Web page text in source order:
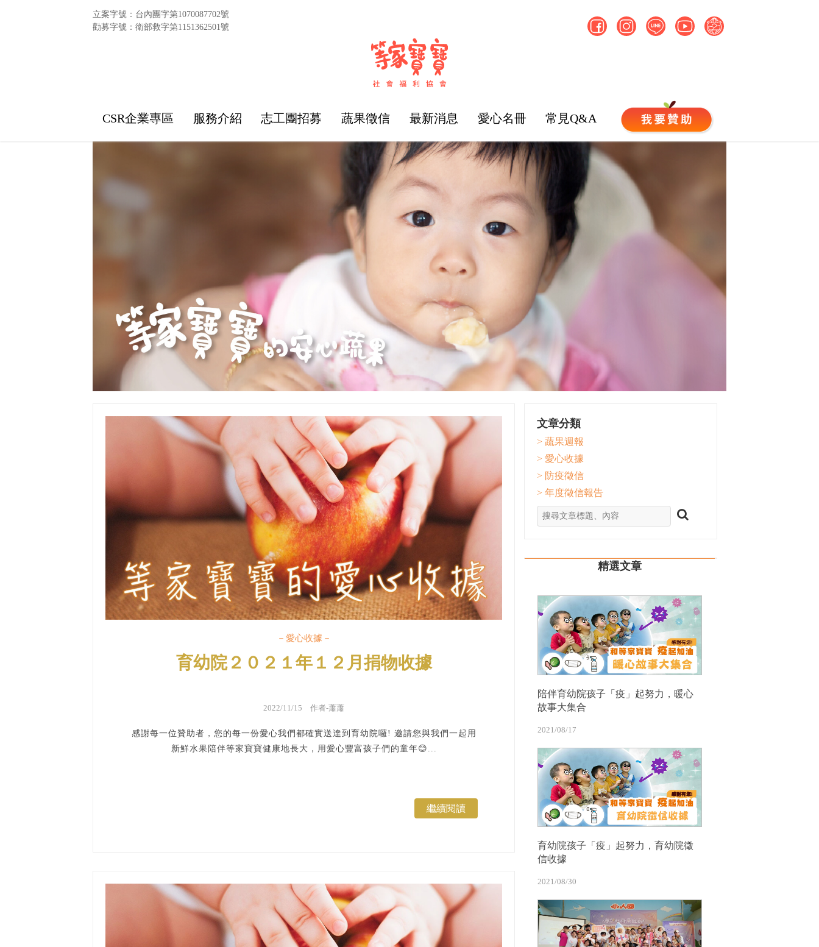
立案字號：台內團字第1070087702號
勸募字號：衛部救字第1151362501號
CSR企業專區 服務介紹 志工團招募 蔬果徵信 最新消息 愛心名冊 常見Q&A
－愛心收據－
育幼院２０２１年１２月捐物收據
2022/11/15 作者-蕭蕭
感謝每一位贊助者，您的每一份愛心我們都確實送達到育幼院囉! 邀請您與我們一起用
新鮮水果陪伴等家寶寶健康地長大，用愛心豐富孩子們的童年😊...
繼續閱讀
文章分類
> 蔬果週報
> 愛心收據
> 防疫徵信
> 年度徵信報告
精選文章
陪伴育幼院孩子「疫」起努力，暖心
故事大集合
2021/08/17
育幼院孩子「疫」起努力，育幼院徵
信收據
2021/08/30